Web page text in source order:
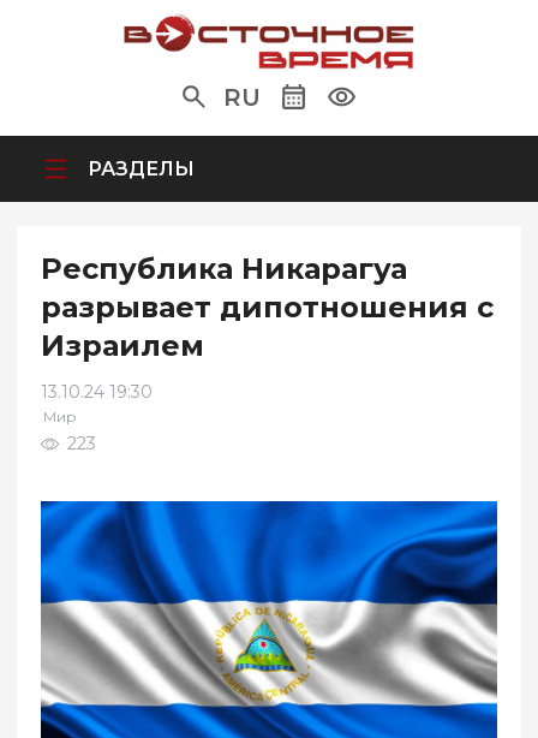
RU
РАЗДЕЛЫ
Республика Никарагуа
разрывает дипотношения с
Израилем
13.10.24 19:30
Мир
223